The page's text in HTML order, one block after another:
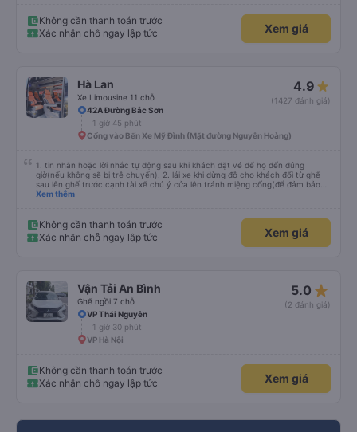
Không cần thanh toán trước
Xác nhận chỗ ngay lập tức
Xem giá
Hà Lan
Xe Limousine 11 chỗ
4.9
(1427 đánh giá)
42A Đường Bắc Sơn
1 giờ 45 phút
Cổng vào Bến Xe Mỹ Đình (Mặt đường Nguyễn Hoàng)
1. tin nhắn hoặc lời nhắc tự động sau khi khách đặt vé để họ đến đúng
giờ(nếu không sẽ bị trễ chuyến). 2. lái xe khi dừng đỗ cho khách đổi từ ghế
sau lên ghế trước cạnh tài xế chú ý cửa lên tránh miệng cống(để đảm bảo
an toàn cho khách- tại HN: miệng cống bằng sắt chữ nhật dạng ô lưới, cửa
Tng kịp 20h, để khách nối chuyến Xe 11 chỗ nên thoáng đãng.
Xem thêm
Không cần thanh toán trước
Xác nhận chỗ ngay lập tức
Xem giá
Vận Tải An Bình
Ghế ngồi 7 chỗ
5.0 star_rate
(2 đánh giá)
VP Thái Nguyên
1 giờ 30 phút
VP Hà Nội
Không cần thanh toán trước
Xác nhận chỗ ngay lập tức
Xem giá